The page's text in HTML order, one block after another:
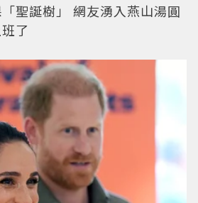
聖誕樹」 網友湧入燕山湯圓
了